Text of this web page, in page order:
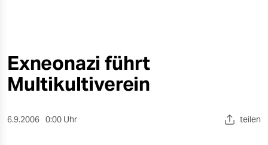
öko
gesellschaft
Exneonazi führt
Multikultiverein
6.9.2006 0:00 Uhr teilen